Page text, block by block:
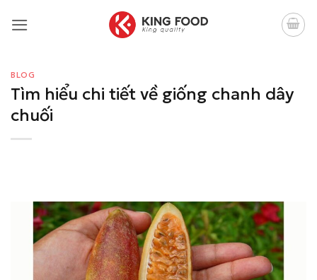
qua
BLOG
Tìm hiểu chi tiết về giống chanh dây
chuối